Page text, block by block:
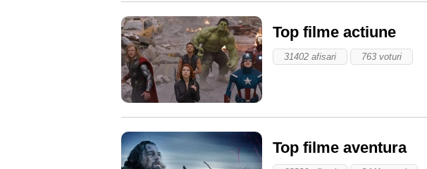
Top filme actiune
31402 afisari 763 voturi
Top filme aventura